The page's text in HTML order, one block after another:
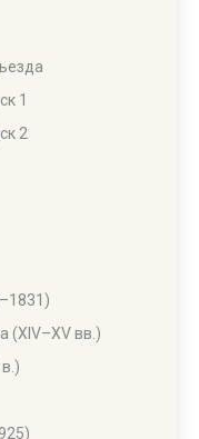
1
2
(XIV–XV вв.)